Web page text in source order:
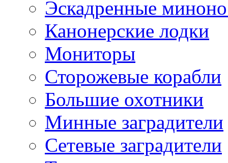
Эскадренные
Канонерские лодки
Мониторы
Сторожевые корабли
Большие охотники
Минные заградители
Сетевые заградители